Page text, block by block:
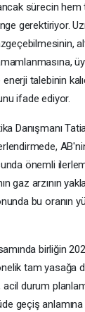
sürecin hem
gerektiriyor.
talebinin
ifade ediyor.
Danışmanı
önemli
gaz arzının
bu oranın
birliğin
tam yasağa
durum
geçiş anlamına